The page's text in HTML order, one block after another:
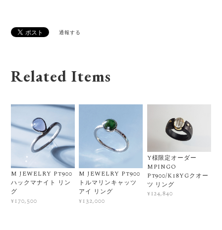
通報する
Related Items
M JEWELRY Pt900
ハックマナイト リン
グ
¥170,500
M JEWELRY Pt900
トルマリンキャッツ
アイ リング
¥132,000
Y様限定オーダー
MPINGO
Pt900/K18YGクオー
ツ リング
¥124,840